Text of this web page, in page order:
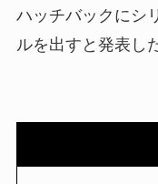
ハッチバックにシ
ルを出すと発表し